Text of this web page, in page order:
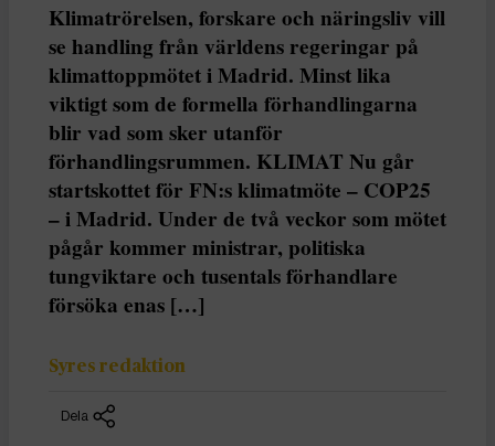
Klimatrörelsen, forskare och näringsliv vill
se handling från världens regeringar på
klimattoppmötet i Madrid. Minst lika
viktigt som de formella förhandlingarna
blir vad som sker utanför
förhandlingsrummen. KLIMAT Nu går
startskottet för FN:s klimatmöte – COP25
– i Madrid. Under de två veckor som mötet
pågår kommer ministrar, politiska
tungviktare och tusentals förhandlare
försöka enas […]
Syres redaktion
Dela